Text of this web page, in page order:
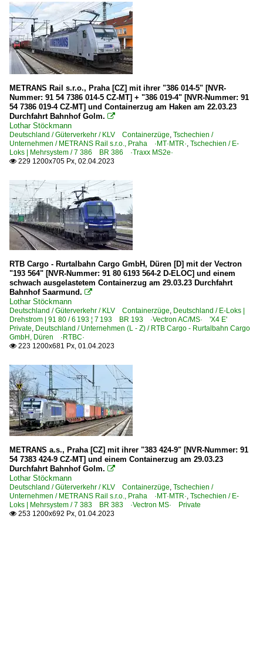
METRANS Rail s.r.o., Praha [CZ] mit ihrer "386 014-5" [NVR-
Nummer: 91 54 7386 014-5 CZ-MT] + "386 019-4" [NVR-Nummer: 91
54 7386 019-4 CZ-MT] und Containerzug am Haken am 22.03.23
Durchfahrt Bahnhof Golm. 
Lothar Stöckmann
Deutschland / Güterverkehr / KLV Containerzüge Tschechien /
Unternehmen / METRANS Rail s.r.o., Praha ·MT·MTR· Tschechien / E-
Loks | Mehrsystem / 7 386 BR 386 ·Traxx MS2e·
 229 1200x705 Px, 02.04.2023
RTB Cargo - Rurtalbahn Cargo GmbH, Düren [D] mit der Vectron
"193 564" [NVR-Nummer: 91 80 6193 564-2 D-ELOC] und einem
schwach ausgelastetem Containerzug am 29.03.23 Durchfahrt
Bahnhof Saarmund. 
Lothar Stöckmann
Deutschland / Güterverkehr / KLV Containerzüge Deutschland / E-Loks |
Drehstrom | 91 80 / 6 193 ¦ 7 193 BR 193 ·Vectron AC/MS· 'X4 E'
Private Deutschland / Unternehmen (L - Z) / RTB Cargo - Rurtalbahn Cargo
GmbH, Düren ·RTBC·
 223 1200x681 Px, 01.04.2023
METRANS a.s., Praha [CZ] mit ihrer "383 424-9" [NVR-Nummer: 91
54 7383 424-9 CZ-MT] und einem Containerzug am 29.03.23
Durchfahrt Bahnhof Golm. 
Lothar Stöckmann
Deutschland / Güterverkehr / KLV Containerzüge Tschechien /
Unternehmen / METRANS Rail s.r.o., Praha ·MT·MTR· Tschechien / E-
Loks | Mehrsystem / 7 383 BR 383 ·Vectron MS· Private
 253 1200x692 Px, 01.04.2023